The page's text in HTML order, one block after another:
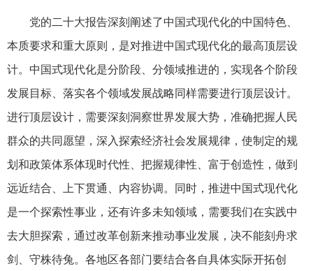
党的二十大报告深刻阐述了中国式现代化的中国特色、
本质要求和重大原则，是对推进中国式现代化的最高顶层设
计。中国式现代化是分阶段、分领域推进的，实现各个阶段
发展目标、落实各个领域发展战略同样需要进行顶层设计。
进行顶层设计，需要深刻洞察世界发展大势，准确把握人民
群众的共同愿望，深入探索经济社会发展规律，使制定的规
划和政策体系体现时代性、把握规律性、富于创造性，做到
远近结合、上下贯通、内容协调。同时，推进中国式现代化
是一个探索性事业，还有许多未知领域，需要我们在实践中
去大胆探索，通过改革创新来推动事业发展，决不能刻舟求
剑、守株待兔。各地区各部门要结合各自具体实际开拓创